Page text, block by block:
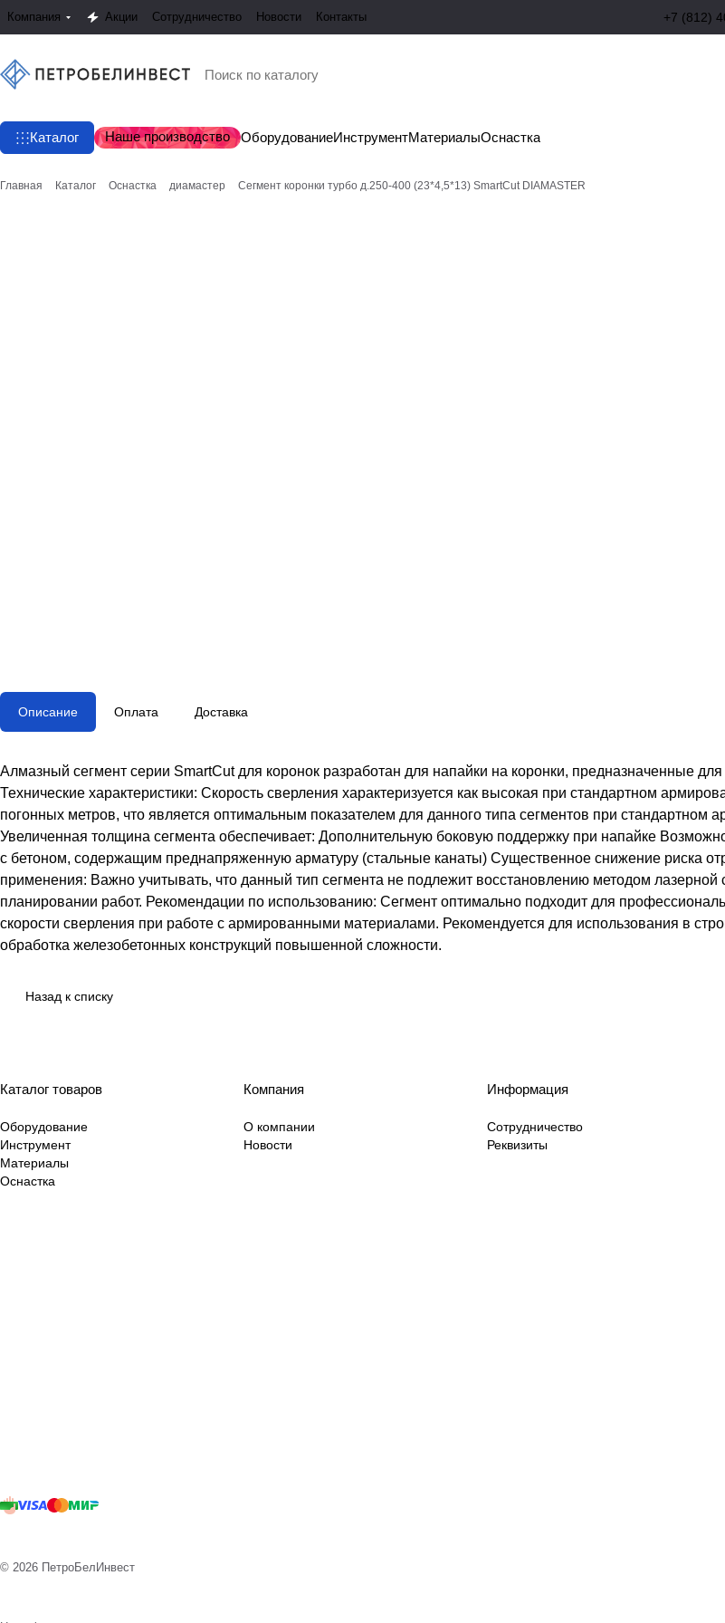
Компания Акции Сотрудничество Новости Контакты +7 (812)
Каталог Наше производство ОборудованиеИнструментМатериалыОснастка
Главная Каталог Оснастка диамастер Сегмент коронки турбо д.250-400 (23*4,5*13) SmartCut DIAMASTER
Описание Оплата Доставка
Алмазный сегмент серии SmartCut для коронок разработан для напайки на коронки, предназначенные
Технические характеристики: Скорость сверления характеризуется как высокая при стандартном
погонных метров, что является оптимальным показателем для данного типа сегментов при стандартном
Увеличенная толщина сегмента обеспечивает: Дополнительную боковую поддержку при напайке
с бетоном, содержащим преднапряженную арматуру (стальные канаты) Существенное снижение риска
применения: Важно учитывать, что данный тип сегмента не подлежит восстановлению методом лазерной
планировании работ. Рекомендации по использованию: Сегмент оптимально подходит для
скорости сверления при работе с армированными материалами. Рекомендуется для использования в
обработка железобетонных конструкций повышенной сложности.
Назад к списку
Каталог товаров
Оборудование
Инструмент
Материалы
Оснастка
Компания
О компании
Новости
Информация
Сотрудничество
Реквизиты
© 2026 ПетроБелИнвест